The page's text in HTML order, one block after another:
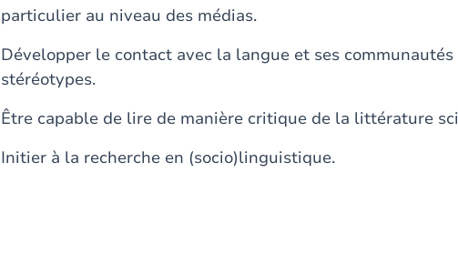
particulier au niveau des médias.
Développer le contact avec la langue et ses
stéréotypes.
Être capable de lire de manière critique de la littérature
Initier à la recherche en (socio)linguistique.